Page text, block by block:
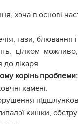
хоча в основі
гази, блювання і
цілком
лікаря.
корінь проблеми:
камені.
кишки,